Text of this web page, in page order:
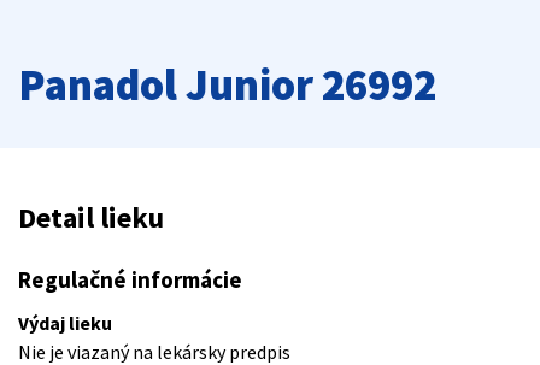
Panadol Junior 26992
Detail lieku
Regulačné informácie
Výdaj lieku
Nie je viazaný na lekársky predpis